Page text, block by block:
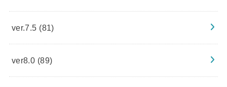
ver.7.5 (81)
ver8.0 (89)